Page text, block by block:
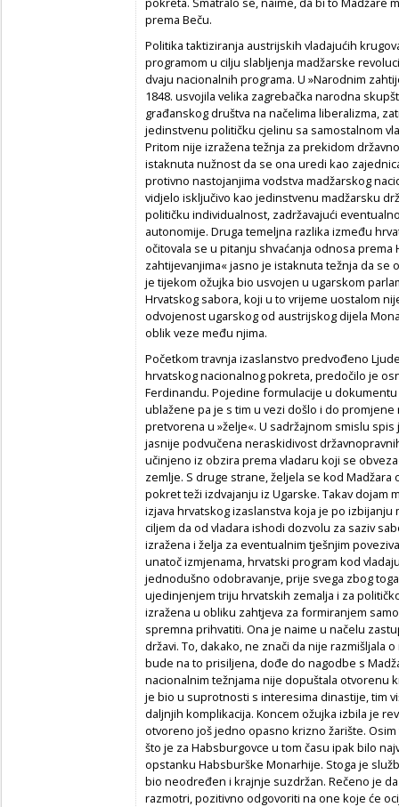
prema Beču.
Politika taktiziranja austrijskih vladajućih
programom u cilju slabljenja madžarske
dvaju nacionalnih programa. U »Narodnim
1848. usvojila velika zagrebačka narodna
građanskog društva na načelima liberalizma,
jedinstvenu političku cjelinu sa samostalnom
Pritom nije izražena težnja za prekidom
istaknuta nužnost da se ona uredi kao
protivno nastojanjima vodstva madžarskog
vidjelo isključivo kao jedinstvenu madžarsku
političku individualnost, zadržavajući
autonomije. Druga temeljna razlika između
očitovala se u pitanju shvaćanja odnosa
zahtijevanjima« jasno je istaknuta težnja da se
je tijekom ožujka bio usvojen u ugarskom
Hrvatskog sabora, koji u to vrijeme uostalom
odvojenost ugarskog od austrijskog dijela
oblik veze među njima.
Početkom travnja izaslanstvo predvođeno
hrvatskog nacionalnog pokreta, predočilo je
Ferdinandu. Pojedine formulacije u
ublažene pa je s tim u vezi došlo i do
pretvorena u »želje«. U sadržajnom smislu
jasnije podvučena neraskidivost
učinjeno iz obzira prema vladaru koji se
zemlje. S druge strane, željela se kod
pokret teži izdvajanju iz Ugarske. Takav dojam
izjava hrvatskog izaslanstva koja je po
ciljem da od vladara ishodi dozvolu za saziv
izražena i želja za eventualnim tješnjim
unatoč izmjenama, hrvatski program kod
jednodušno odobravanje, prije svega zbog
ujedinjenjem triju hrvatskih zemalja i za
izražena u obliku zahtjeva za formiranjem
spremna prihvatiti. Ona je naime u načelu
državi. To, dakako, ne znači da nije razmišljala
bude na to prisiljena, dođe do nagodbe s
nacionalnim težnjama nije dopuštala otvorenu
je bio u suprotnosti s interesima dinastije, tim
daljnjih komplikacija. Koncem ožujka izbila je
otvoreno još jedno opasno krizno žarište.
što je za Habsburgovce u tom času ipak bilo
opstanku Habsburške Monarhije. Stoga je
bio neodređen i krajnje suzdržan. Rečeno je
razmotri, pozitivno odgovoriti na one koje će